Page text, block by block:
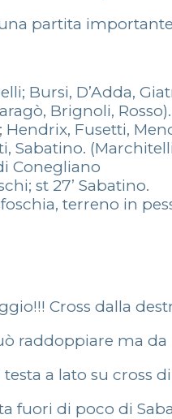
partita
Bursi, D’Adda,
Brignoli, Rosso).
Hendrix, Fusetti,
Sabatino.
Conegliano
st 27’ Sabatino.
terreno in
Cross dalla
raddoppiare ma
a lato su cross
fuori di poco di